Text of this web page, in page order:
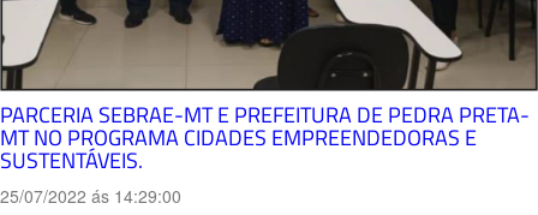
PARCERIA SEBRAE-MT E PREFEITURA DE PEDRA PRETA-
MT NO PROGRAMA CIDADES EMPREENDEDORAS E
SUSTENTÁVEIS.
25/07/2022 ás 14:29:00